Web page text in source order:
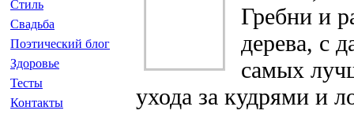
Стиль
Свадьба
Поэтический блог
Здоровье
Тесты
Контакты
Гребни и
дерева, с
самых
ухода за кудрями и